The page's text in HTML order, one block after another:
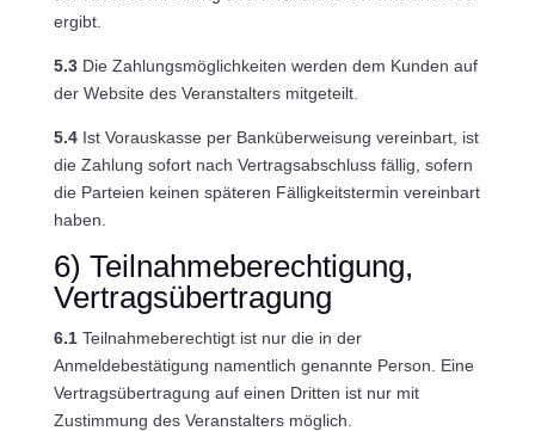
ergibt.
5.3Die Zahlungsmöglichkeiten werden dem Kunden auf
der Website des Veranstalters mitgeteilt.
5.4Ist Vorauskasse per Banküberweisung vereinbart, ist
die Zahlung sofort nach Vertragsabschluss fällig, sofern
die Parteien keinen späteren Fälligkeitstermin vereinbart
haben.
6) Teilnahmeberechtigung,
Vertragsübertragung
6.1Teilnahmeberechtigt ist nur die in der
Anmeldebestätigung namentlich genannte Person. Eine
Vertragsübertragung auf einen Dritten ist nur mit
Zustimmung des Veranstalters möglich.